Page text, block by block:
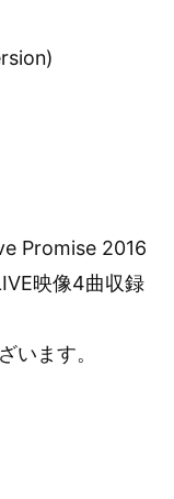
Promise 2016
映像4曲収録
います。